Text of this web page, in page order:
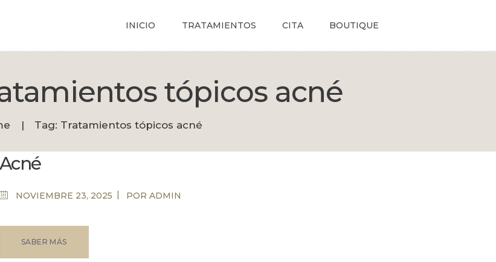
INICIO TRATAMIENTOS CITA BOUTIQUE
tópicos acné
Tag: Tratamientos tópicos acné
Acné
NOVIEMBRE 23, 2025 POR ADMIN
SABER MÁS